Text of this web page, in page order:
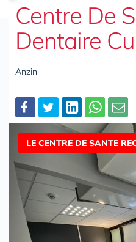
Centre De
Dentaire
Anzin
Partager
LE CENTRE DE SANTE